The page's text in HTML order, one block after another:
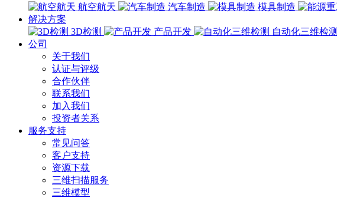
航空航天
汽车制造 模具制造
解决方案
3D检测
产品开发 自动化三维检测
公司
关于我们
认证与评级
合作伙伴
联系我们
加入我们
投资者关系
服务支持
常见问答
客户支持
资源下载
三维扫描服务
三维模型